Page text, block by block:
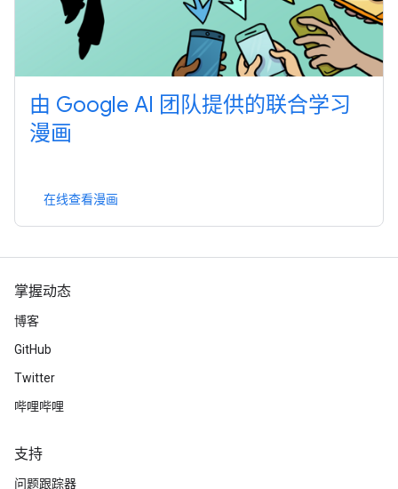
由 Google AI 团队提供的联合学习
漫画
在线查看漫画
掌握动态
博客
GitHub
Twitter
哔哩哔哩
支持
问题跟踪器